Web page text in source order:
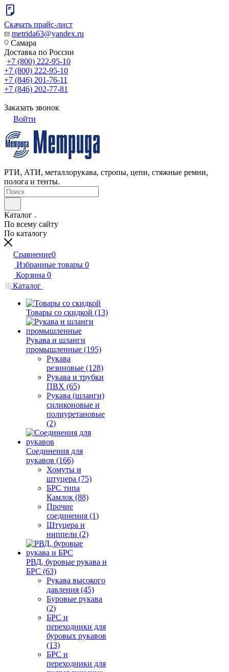
Скачать прайс-лист
metrida63@yandex.ru
Самара
Доставка по России
+7 (800) 222-95-10
+7 (800) 222-95-10
+7 (846) 201-76-11
+7 (846) 202-77-81
Заказать звонок
Войти
РТИ, АТИ, металлорукава, стропы, цепи, стяжные ремни,
полога и тенты.
Каталог
По всему сайту
По каталогу
Сравнение0
Избранные товары 0
Корзина 0
Каталог
Товары со скидкой (13)
Рукава и шланги
промышленные (195)
Рукава
резиновые (128)
Рукава и трубки
ПВХ (65)
Рукава (шланги)
силиконовые и
полиуретановые
(2)
Соединения для
рукавов (166)
Хомуты и
штуцера (75)
БРС типа
Камлок (88)
Прочие
соединения (1)
Штуцера и
ниппели (2)
РВД, буровые рукава и
БРС (63)
Рукава высокого
давления (45)
Буровые рукава
(2)
БРС и
переходники для
буровых рукавов
(13)
БРС и
переходники для